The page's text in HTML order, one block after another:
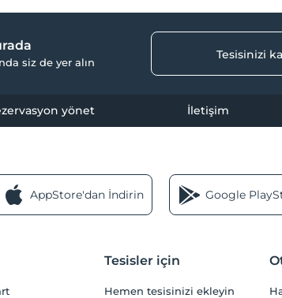
siz de yer alın
Tesisinizi
yönet İletişim
AppStore'dan İndirin Google
Tesisler için
Hemen tesisinizi ekleyin